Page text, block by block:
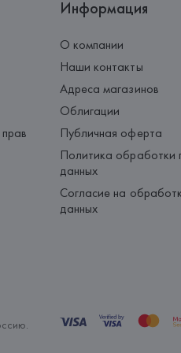
Информация
О компании
Наши контакты
Адреса магазинов
Облигации
Публичная оферта
Политика обработки
данных
Согласие на
данных